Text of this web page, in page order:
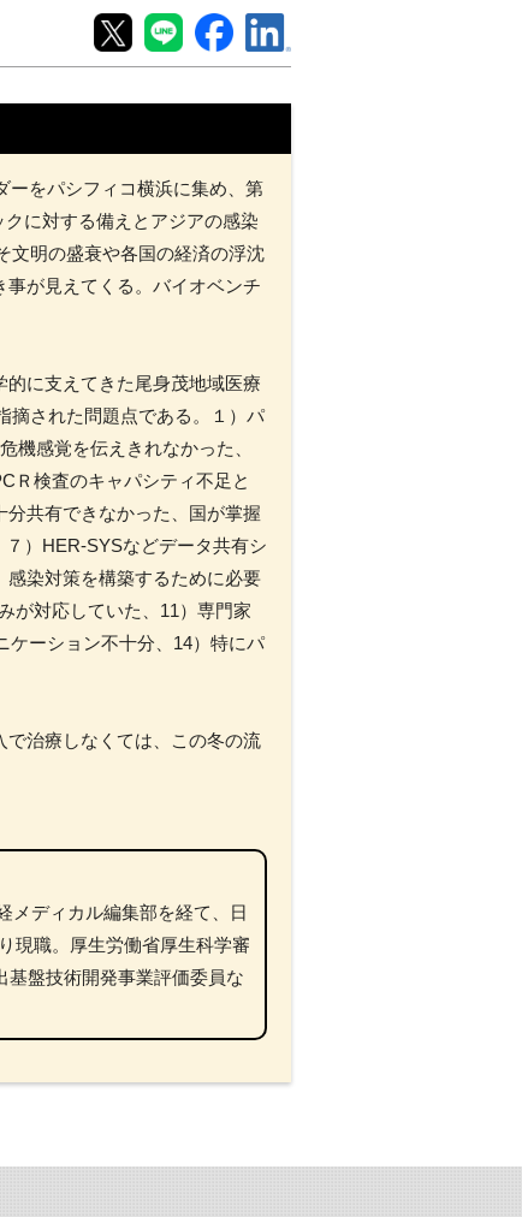
ーをパシフィコ横浜に集め、第
に対する備えとアジアの感染
文明の盛衰や各国の経済の浮沈
が見えてくる。バイオベンチ
に支えてきた尾身茂地域医療
摘された問題点である。１）パ
機感覚を伝えきれなかった、
Ｒ検査のキャパシティ不足と
共有できなかった、国が掌握
）HER-SYSなどデータ共有シ
染対策を構築するために必要
が対応していた、11）専門家
ケーション不十分、14）特にパ
治療しなくては、この冬の流
メディカル編集部を経て、日
現職。厚生労働省厚生科学審
盤技術開発事業評価委員な